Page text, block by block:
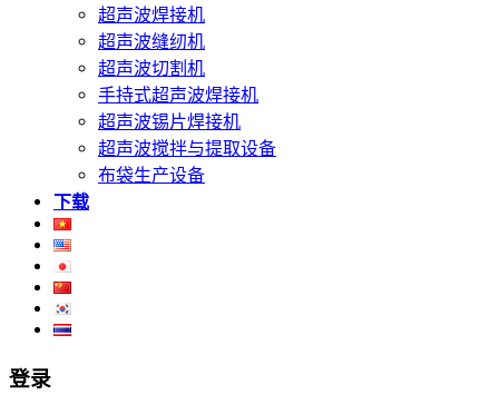
超声波焊接机
超声波缝纫机
超声波切割机
手持式超声波焊接机
超声波锡片焊接机
超声波搅拌与提取设备
布袋生产设备
下载
登录